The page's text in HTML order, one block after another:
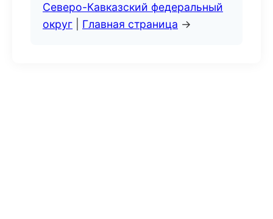
Северо-Кавказский федеральный
округ
Главная страница →